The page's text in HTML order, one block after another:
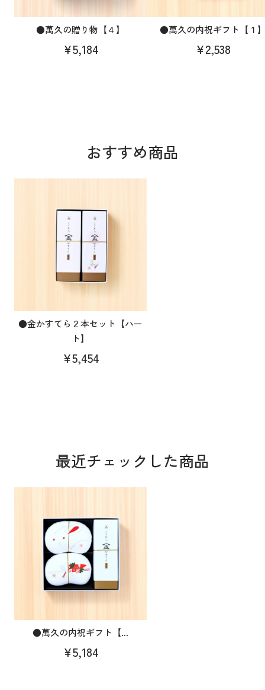
●萬久の贈り物【４】
¥5,184
●萬久の内祝ギフト【１
¥2,538
おすすめ商品
●金かすてら２本セット【ハー
ト】
¥5,454
最近チェックした商品
●萬久の内祝ギフト【...
¥5,184